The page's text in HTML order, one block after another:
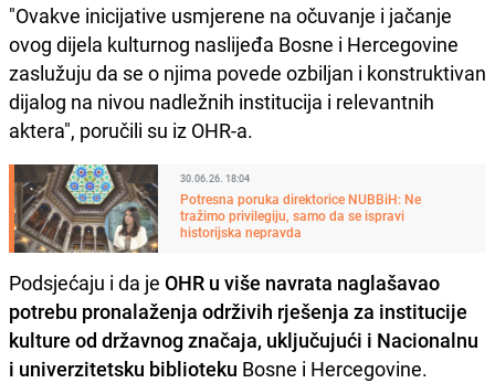
"Ovakve inicijative usmjerene na očuvanje i jačanje
ovog dijela kulturnog naslijeđa Bosne i Hercegovine
zaslužuju da se o njima povede ozbiljan i konstruktivan
dijalog na nivou nadležnih institucija i relevantnih
aktera", poručili su iz OHR-a.
30.06.26. 18:04
Potresna poruka direktorice NUBBiH: Ne
tražimo privilegiju, samo da se ispravi
historijska nepravda
Podsjećaju i da je OHR u više navrata naglašavao
potrebu pronalaženja održivih rješenja za institucije
kulture od državnog značaja, uključujući i Nacionalnu
i univerzitetsku biblioteku Bosne i Hercegovine.